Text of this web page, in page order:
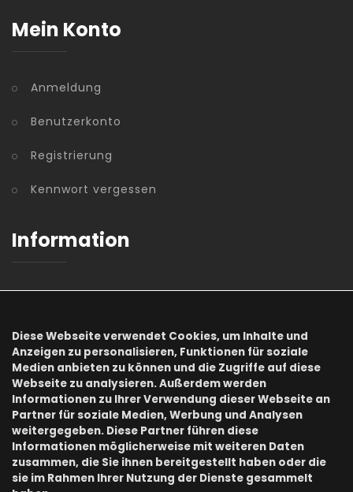
Mein Konto
Anmeldung
Benutzerkonto
Registrierung
Kennwort vergessen
Information
Datenschutz
Impressum
Onlineshops
Buchzone
Diese Webseite verwendet Cookies, um Inhalte und
Anzeigen zu personalisieren, Funktionen für soziale
Medien anbieten zu können und die Zugriffe auf diese
Webseite zu analysieren. Außerdem werden
Informationen zu Ihrer Verwendung dieser Webseite an
Partner für soziale Medien, Werbung und Analysen
weitergegeben. Diese Partner führen diese
Informationen möglicherweise mit weiteren Daten
zusammen, die Sie ihnen bereitgestellt haben oder die
sie im Rahmen Ihrer Nutzung der Dienste gesammelt